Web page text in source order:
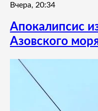
Вчера, 20:34
Апокалипсис
Азовского